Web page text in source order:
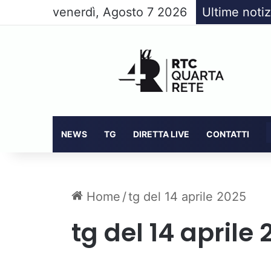
venerdì, Agosto 7 2026 Ultime
NEWS TG DIRETTA LIVE CONTATTI
Home /tg del 14 aprile 2025
tg del 14 aprile